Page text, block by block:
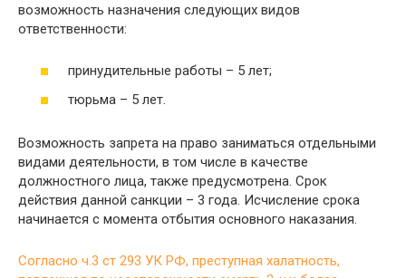
возможность назначения следующих видов
ответственности:
принудительные работы – 5 лет;
тюрьма – 5 лет.
Возможность запрета на право заниматься отдельными
видами деятельности, в том числе в качестве
должностного лица, также предусмотрена. Срок
действия данной санкции – 3 года. Исчисление срока
начинается с момента отбытия основного наказания.
Согласно ч.3 ст 293 УК РФ, преступная халатность,